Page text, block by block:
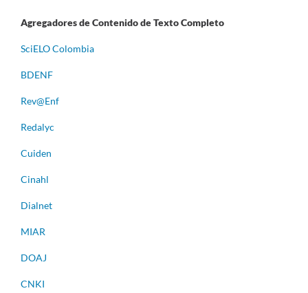
Agregadores de Contenido de Texto Completo
SciELO Colombia
BDENF
Rev@Enf
Redalyc
Cuiden
Cinahl
Dialnet
MIAR
DOAJ
CNKI